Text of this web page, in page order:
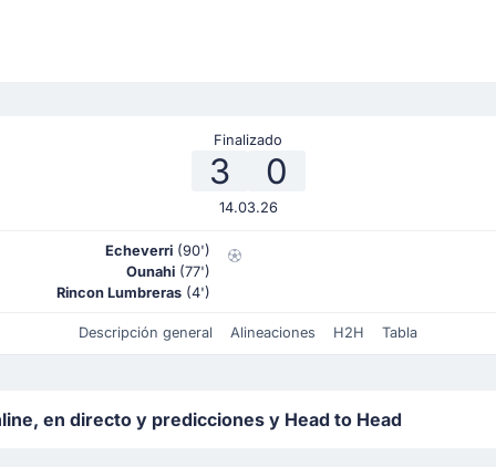
Finalizado
3 0
14.03.26
Echeverri (90')
Ounahi (77')
Rincon Lumbreras (4')
Descripción general Alineaciones H2H Tabla
en directo y predicciones y Head to Head